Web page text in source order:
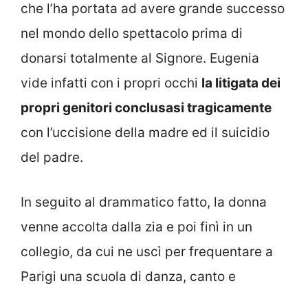
che l’ha portata ad avere grande successo
nel mondo dello spettacolo prima di
donarsi totalmente al Signore. Eugenia
vide infatti con i propri occhi la litigata dei
propri genitori conclusasi tragicamente
con l’uccisione della madre ed il suicidio
del padre.
In seguito al drammatico fatto, la donna
venne accolta dalla zia e poi finì in un
collegio, da cui ne uscì per frequentare a
Parigi una scuola di danza, canto e